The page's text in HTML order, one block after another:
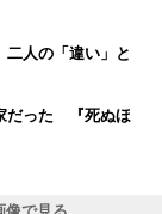
人の「違い」と
だった 『死ぬほ